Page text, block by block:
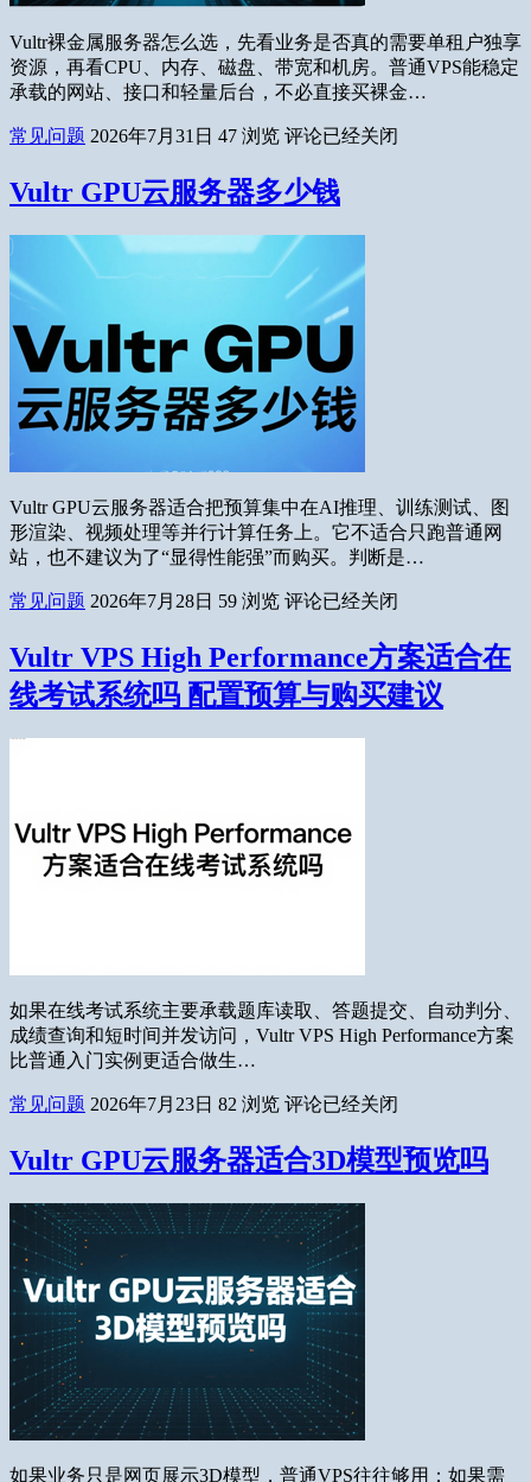
Vultr裸金属服务器怎么选，先看业务是否真的需要单租户独享
资源，再看CPU、内存、磁盘、带宽和机房。普通VPS能稳定
承载的网站、接口和轻量后台，不必直接买裸金…
常见问题 2026年7月31日 47 浏览 评论已经关闭
Vultr GPU云服务器多少钱
Vultr GPU云服务器适合把预算集中在AI推理、训练测试、图
形渲染、视频处理等并行计算任务上。它不适合只跑普通网
站，也不建议为了“显得性能强”而购买。判断是…
常见问题 2026年7月28日 59 浏览 评论已经关闭
Vultr VPS High Performance方案适合在
线考试系统吗 配置预算与购买建议
如果在线考试系统主要承载题库读取、答题提交、自动判分、
成绩查询和短时间并发访问，Vultr VPS High Performance方案
比普通入门实例更适合做生…
常见问题 2026年7月23日 82 浏览 评论已经关闭
Vultr GPU云服务器适合3D模型预览吗
如果业务只是网页展示3D模型，普通VPS往往够用；如果需